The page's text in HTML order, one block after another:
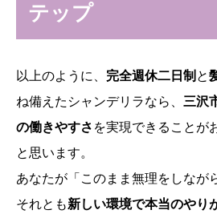
テップ
以上のように、 完全週休二日制 と
ね備えたシャンデリラなら、 三沢
の働きやすさ を実現できることが
と思います。
あなたが「このまま無理をしなが
それとも新しい環境で本当のやり